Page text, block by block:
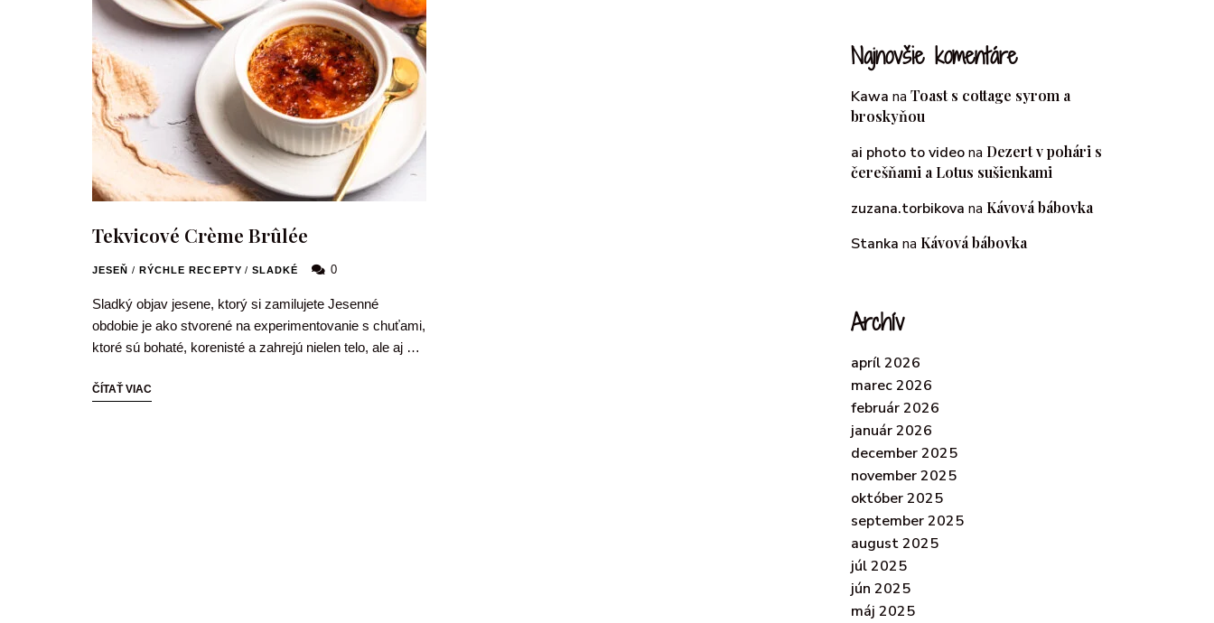
Tekvicové Crème Brûlée
JESEŇ / RÝCHLE RECEPTY / SLADKÉ 0
Sladký objav jesene, ktorý si zamilujete Jesenné
obdobie je ako stvorené na experimentovanie s chuťami,
ktoré sú bohaté, korenisté a zahrejú nielen telo, ale aj …
ČÍTAŤ VIAC
Najnovšie komentáre
Kawa na Toast s cottage syrom a
broskyňou
ai photo to videona Dezert v pohári s
čerešňami a Lotus sušienkami
zuzana.torbikova na Kávová bábovka
Stanka na Kávová bábovka
Archív
apríl 2026
marec 2026
február 2026
január 2026
december 2025
november 2025
október 2025
september 2025
august 2025
júl 2025
jún 2025
máj 2025